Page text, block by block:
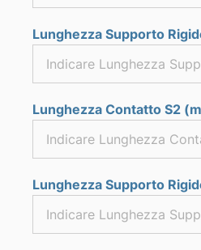
Lunghezza Supporto
Lunghezza Contatto S2
Lunghezza Supporto